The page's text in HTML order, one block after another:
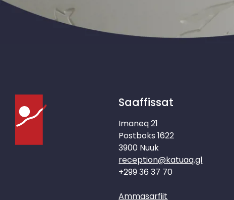
Saaffissat
Imaneq 21
Postboks 1622
3900 Nuuk
reception@katuaq.gl
+299 36 37 70
Ammasarfiit